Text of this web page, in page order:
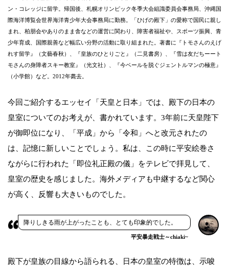
ン・コレッジに留学。帰国後、札幌オリンピック冬季大会組識委員会事務局、沖縄国
際海洋博覧会世界海洋青少年大会事務局に勤務。「ひげの殿下」の愛称で国民に親し
まれ、柏朋会やありのまま舎などの運営に関わり、障害者福祉や、スポーツ振興、青
少年育成、国際親善など幅広い分野の活動に取り組まれた。著書に『トモさんのえげ
れす留学』（文藝春秋）、『皇族のひとりごと』（二見書房）、『雪は友だちーート
モさんの身障者スキー教室』（光文社）、『今ベールを脱ぐジェントルマンの極意』
（小学館）など。2012年薨去。
今回ご紹介するエッセイ「天皇と日本」では、殿下の日本の
皇室についてのお考えが、書かれています。3年前に天皇陛下
が御即位になり、「平成」から「令和」へと改元されたの
は、記憶に新しいことでしょう。私は、この時に平安絵巻さ
ながらに行われた「即位礼正殿の儀」をテレビで拝見して、
皇室の歴史を感じました。海外メディアも中継するなど関心
が高く、反響も大きいものでした。
降りしきる雨が上がったことも、とても印象的でした。
平安暴走戦士～chiaki~
殿下が皇族の目線から語られる、日本の皇室の特徴は、示唆